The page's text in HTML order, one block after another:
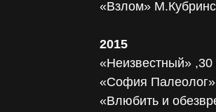
«Взлом»
2015
«Неизвестный»
«София
«Влюбить и